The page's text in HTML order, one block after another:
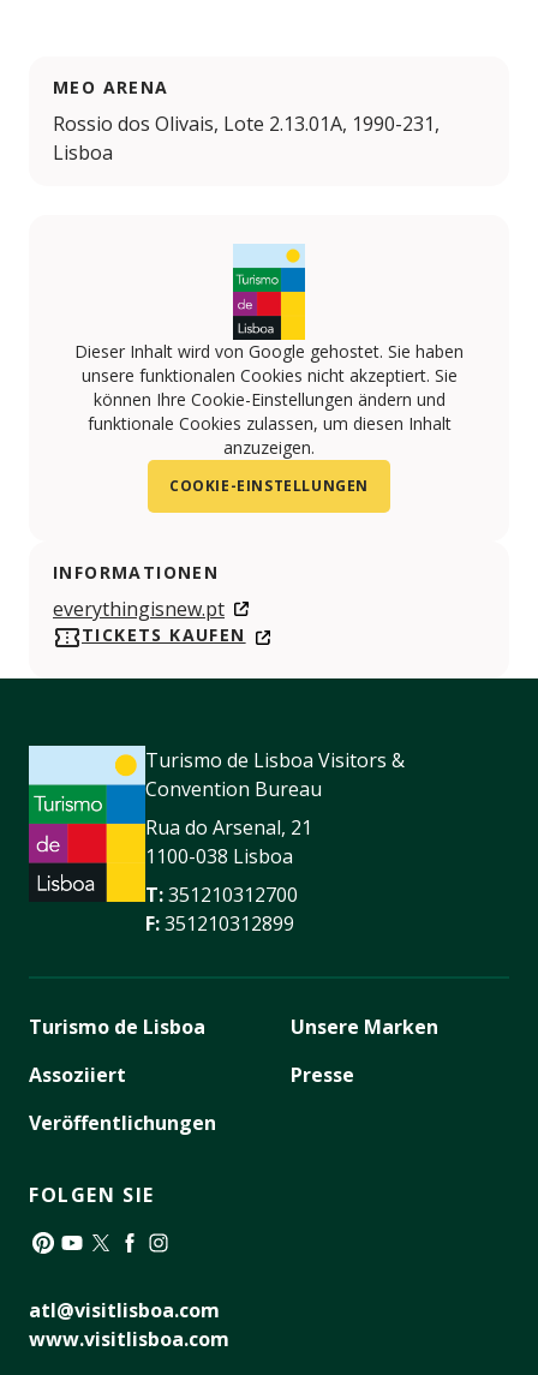
MEO ARENA
Rossio dos Olivais, Lote 2.13.01A, 1990-231,
Lisboa
Dieser Inhalt wird von Google gehostet. Sie haben
unsere funktionalen Cookies nicht akzeptiert. Sie
können Ihre Cookie-Einstellungen ändern und
funktionale Cookies zulassen, um diesen Inhalt
anzuzeigen.
COOKIE-EINSTELLUNGEN
INFORMATIONEN
everythingisnew.pt
TICKETS KAUFEN
Turismo de Lisboa Visitors &
Convention Bureau
Rua do Arsenal, 21
1100-038 Lisboa
T:351210312700
F:351210312899
Turismo de Lisboa
Assoziiert
Veröffentlichungen
Unsere Marken
Presse
FOLGEN SIE
atl@visitlisboa.com
www.visitlisboa.com